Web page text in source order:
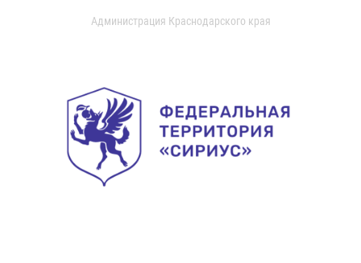
Администрация Краснодарского края